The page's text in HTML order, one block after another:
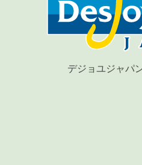
デジョユジャパ